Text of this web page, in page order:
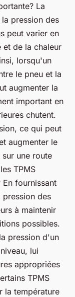
La
pression des
peut varier en
et de la chaleur
lorsqu'un
le pneu et la
augmenter la
important en
chutent.
ce qui peut
augmenter le
une route
TPMS
fournissant
pression des
à maintenir
possibles.
pression d'un
lui
appropriées
TPMS
la température